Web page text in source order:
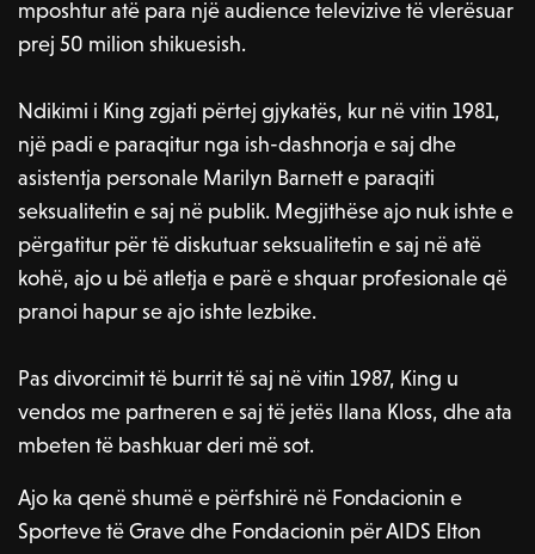
mposhtur atë para një audience televizive të vlerësuar
prej 50 milion shikuesish.
Ndikimi i King zgjati përtej gjykatës, kur në vitin 1981,
një padi e paraqitur nga ish-dashnorja e saj dhe
asistentja personale Marilyn Barnett e paraqiti
seksualitetin e saj në publik. Megjithëse ajo nuk ishte e
përgatitur për të diskutuar seksualitetin e saj në atë
kohë, ajo u bë atletja e parë e shquar profesionale që
pranoi hapur se ajo ishte lezbike.
Pas divorcimit të burrit të saj në vitin 1987, King u
vendos me partneren e saj të jetës Ilana Kloss, dhe ata
mbeten të bashkuar deri më sot.
Ajo ka qenë shumë e përfshirë në Fondacionin e
Sporteve të Grave dhe Fondacionin për AIDS Elton